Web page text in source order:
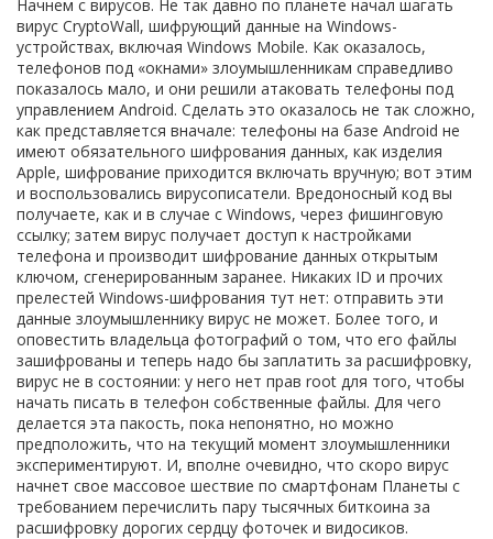
Начнем с вирусов. Не так давно по планете начал шагать
вирус CryptoWall, шифрующий данные на Windows-
устройствах, включая Windows Mobile. Как оказалось,
телефонов под «окнами» злоумышленникам справедливо
показалось мало, и они решили атаковать телефоны под
управлением Android. Сделать это оказалось не так сложно,
как представляется вначале: телефоны на базе Android не
имеют обязательного шифрования данных, как изделия
Apple, шифрование приходится включать вручную; вот этим
и воспользовались вирусописатели. Вредоносный код вы
получаете, как и в случае с Windows, через фишинговую
ссылку; затем вирус получает доступ к настройками
телефона и производит шифрование данных открытым
ключом, сгенерированным заранее. Никаких ID и прочих
прелестей Windows-шифрования тут нет: отправить эти
данные злоумышленнику вирус не может. Более того, и
оповестить владельца фотографий о том, что его файлы
зашифрованы и теперь надо бы заплатить за расшифровку,
вирус не в состоянии: у него нет прав root для того, чтобы
начать писать в телефон собственные файлы. Для чего
делается эта пакость, пока непонятно, но можно
предположить, что на текущий момент злоумышленники
экспериментируют. И, вполне очевидно, что скоро вирус
начнет свое массовое шествие по смартфонам Планеты с
требованием перечислить пару тысячных биткоина за
расшифровку дорогих сердцу фоточек и видосиков.